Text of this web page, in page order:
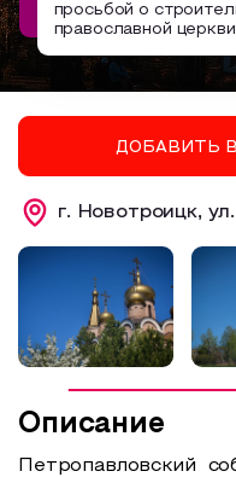
Саракташский район
Пешеходный туризм
Сельский туризм
Автотуризм
Образовательный
Маршруты от
Все маршруты
Доступная среда
ГДЕ ОСТАНОВИТЬСЯ
СУВЕНИРЫ
НАЦИОНАЛЬНЫЙ
просьбой о
православной церкви.
ДОБАВИТЬ
г. Новотроицк,
Описание
Петропавловский